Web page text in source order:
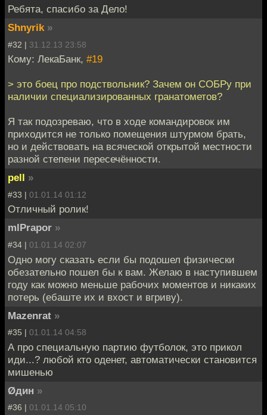
Ребята, спасибо за Дело!
Shnyrik »
#32 | 31.12.13 23:58
Кому: ЛекаБанк, #19
> это боец про подствольник? Зачем он СОБРу при
наличии специализированных гранатометов?
Я так подозреваю, что в ходе командировок им
приходится не только помещения штурмом брать,
но и действовать на всяческой открытой местности
разной степени пересечённости.
pell »
#33 | 01.01.14 01:12
Отличный ролик!
mlPrapor »
#34 | 01.01.14 02:07
Одно могу сказать если бы подошел физически
обезательно пошел бы к вам. Желаю в наступившем
году как можно меньше рабочих моментов и никаких
потерь (ебаште их и вхост и вгриву).
Mazenrat »
#35 | 01.01.14 04:58
А про специальную партию футболок, это прикол
иди...? любой кто оденет, автоматически становится
мишенью
Øдин »
#36 | 01.01.14 05:10